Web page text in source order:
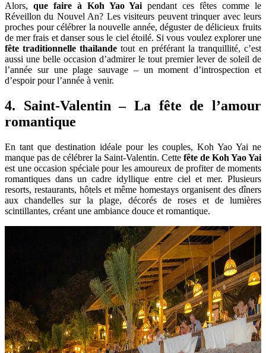
Alors, que faire à Koh Yao Yai pendant ces fêtes comme le
Réveillon du Nouvel An? Les visiteurs peuvent trinquer avec leurs
proches pour célébrer la nouvelle année, déguster de délicieux fruits
de mer frais et danser sous le ciel étoilé. Si vous voulez explorer une
fête traditionnelle thailande tout en préférant la tranquillité, c’est
aussi une belle occasion d’admirer le tout premier lever de soleil de
l’année sur une plage sauvage – un moment d’introspection et
d’espoir pour l’année à venir.
4. Saint-Valentin – La fête de l’amour
romantique
En tant que destination idéale pour les couples, Koh Yao Yai ne
manque pas de célébrer la Saint-Valentin. Cette fête de Koh Yao Yai
est une occasion spéciale pour les amoureux de profiter de moments
romantiques dans un cadre idyllique entre ciel et mer. Plusieurs
resorts, restaurants, hôtels et même homestays organisent des dîners
aux chandelles sur la plage, décorés de roses et de lumières
scintillantes, créant une ambiance douce et romantique.